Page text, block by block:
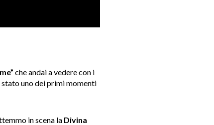
che andai a vedere con i
uno dei primi momenti
in scena la Divina